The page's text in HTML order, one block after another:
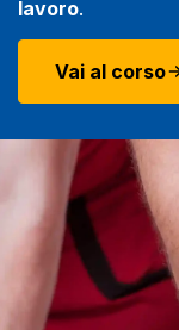
lavoro.
Vai al corso